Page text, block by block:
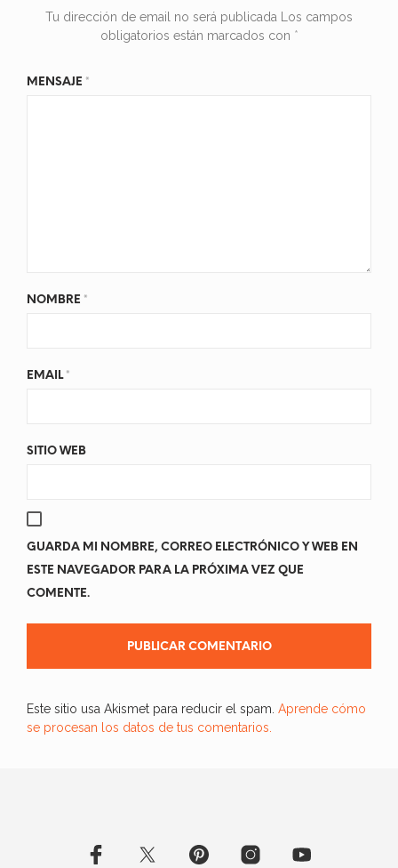
Tu dirección de email no será publicada
Los campos
obligatorios están marcados con *
MENSAJE *
NOMBRE *
EMAIL *
SITIO WEB
GUARDA MI NOMBRE, CORREO ELECTRÓNICO Y WEB EN
ESTE NAVEGADOR PARA LA PRÓXIMA VEZ QUE
COMENTE.
Este sitio usa Akismet para reducir el spam. Aprende cómo
se procesan los datos de tus comentarios.